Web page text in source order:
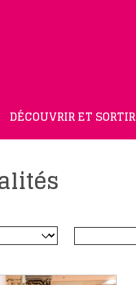
DÉCOUVRIR ET SORTIR